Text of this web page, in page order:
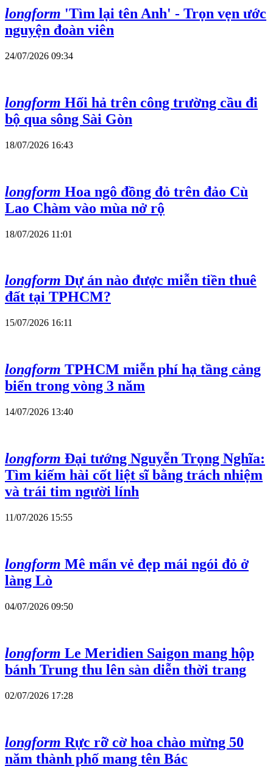
longform 'Tìm lại tên Anh' - Trọn vẹn ước
nguyện đoàn viên
24/07/2026 09:34
longform Hối hả trên công trường cầu đi
bộ qua sông Sài Gòn
18/07/2026 16:43
longform Hoa ngô đồng đỏ trên đảo Cù
Lao Chàm vào mùa nở rộ
18/07/2026 11:01
longform Dự án nào được miễn tiền thuê
đất tại TPHCM?
15/07/2026 16:11
longform TPHCM miễn phí hạ tầng cảng
biển trong vòng 3 năm
14/07/2026 13:40
longform Đại tướng Nguyễn Trọng Nghĩa:
Tìm kiếm hài cốt liệt sĩ bằng trách nhiệm
và trái tim người lính
11/07/2026 15:55
longform Mê mẩn vẻ đẹp mái ngói đỏ ở
làng Lò
04/07/2026 09:50
longform Le Meridien Saigon mang hộp
bánh Trung thu lên sàn diễn thời trang
02/07/2026 17:28
longform Rực rỡ cờ hoa chào mừng 50
năm thành phố mang tên Bác